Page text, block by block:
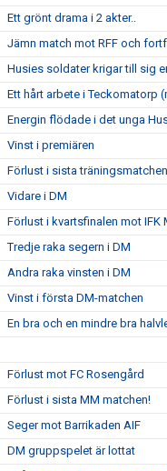
Ett grönt drama i 2 akter..
Jämn match mot RFF och
Husies soldater krigar till sig
Ett hårt arbete i Teckomatorp
Energin flödade i det unga
Vinst i premiären
Förlust i sista träningsmatchen
Vidare i DM
Förlust i kvartsfinalen mot IFK
Tredje raka segern i DM
Andra raka vinsten i DM
Vinst i första DM-matchen
En bra och en mindre bra
Förlust mot FC Rosengård
Förlust i sista MM matchen!
Seger mot Barrikaden AIF
DM gruppspelet är lottat